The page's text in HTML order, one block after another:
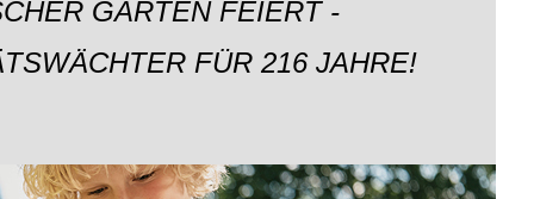
GARTEN FEIERT -
FÜR 216 JAHRE!